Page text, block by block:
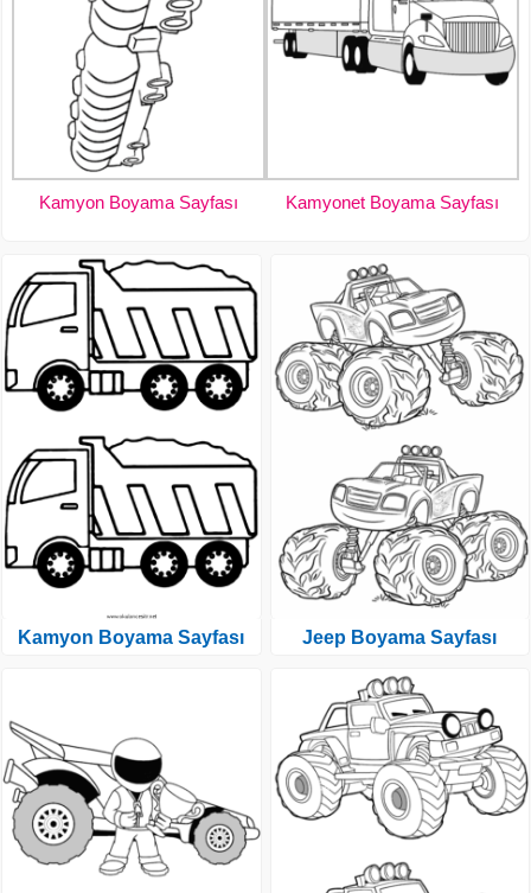
Kamyon Boyama Sayfası Kamyonet Boyama Sayfası
Kamyon Boyama Sayfası Jeep Boyama Sayfası